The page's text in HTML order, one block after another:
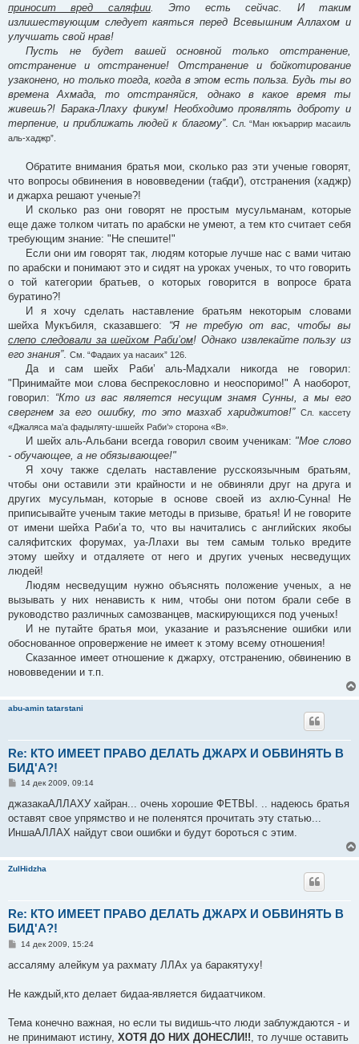
приносит вред саляфии. Это есть сейчас. И таким
излишествующим следует каяться перед Всевышним Аллахом и
улучшать свой нрав!
Пусть не будет вашей основной только отстранение,
отстранение и отстранение! Отстранение и бойкотирование
узаконено, но только тогда, когда в этом есть польза. Будь ты во
времена Ахмада, то отстраняйся, однако в какое время ты
живешь?! Барака-Ллаху фикум! Необходимо проявлять доброту и
терпение, и приближать людей к благому”.
Сл. “Ман юкъаррир масаиль
аль-хаджр”.
Обратите внимания братья мои, сколько раз эти ученые говорят,
что вопросы обвинения в нововведении (табди'), отстранения (хаджр)
и джарха решают ученые?!
И сколько раз они говорят не простым мусульманам, которые
еще даже толком читать по арабски не умеют, а тем кто считает себя
требующим знание: "Не спешите!"
Если они им говорят так, людям которые лучше нас с вами читаю
по арабски и понимают это и сидят на уроках ученых, то что говорить
о той категории братьев, о которых говорится в вопросе брата
буратино?!
И я хочу сделать наставление братьям некоторым словами
шейха Мукъбиля, сказавшего: “Я не требую от вас, чтобы вы
слепо следовали за шейхом Раби’ом! Однако извлекайте пользу из
его знания”. См. “Фадаих уа насаих” 126.
Да и сам шейх Раби’ аль-Мадхали никогда не говорил:
"Принимайте мои слова беспрекословно и неоспоримо!" А наоборот,
говорил: “Кто из вас является несущим знамя Сунны, а мы его
свергнем за его ошибку, то это мазхаб хариджитов!”
Сл. кассету
«Джаляса ма’а фадыляту-шшейх Раби’» сторона «В».
И шейх аль-Альбани всегда говорил своим ученикам: "Мое слово
- обучающее, а не обязывающее!"
Я хочу также сделать наставление русскоязычным братьям,
чтобы они оставили эти крайности и не обвиняли друг на друга и
других мусульман, которые в основе своей из ахлю-Сунна! Не
приписывайте ученым такие методы в призыве, братья! И не говорите
от имени шейха Раби’а то, что вы начитались с английских якобы
саляфитских форумах, уа-Ллахи вы тем самым только вредите
этому шейху и отдаляете от него и других ученых несведущих
людей!
Людям несведущим нужно объяснять положение ученых, а не
вызывать у них ненависть к ним, чтобы они потом брали себе в
руководство различных самозванцев, маскирующихся под ученых!
И не путайте братья мои, указание и разъяснение ошибки или
обоснованное опровержение не имеет к этому всему отношения!
Сказанное имеет отношение к джарху, отстранению, обвинению в
нововведении и т.п.
abu-amin tatarstani
Re: КТО ИМЕЕТ ПРАВО ДЕЛАТЬ ДЖАРХ И ОБВИНЯТЬ В
БИД'А?!
С
о
щ
е
е
14 дек 2009, 09:14
джазакаАЛЛАХУ хайран... очень хорошие ФЕТВЫ. .. надеюсь братья
оставят свое упрямство и не поленятся прочитать эту статью...
ИншаАЛЛАХ найдут свои ошибки и будут бороться с этим.
ZulHidzha
Re: КТО ИМЕЕТ ПРАВО ДЕЛАТЬ ДЖАРХ И ОБВИНЯТЬ В
БИД'А?!
С
о
е
е
14 дек 2009, 15:24
ассаляму алейкум уа рахмату ЛЛАх уа баракятуху!
Не каждый,кто делает бидаа-является бидаатчиком.
Тема конечно важная, но если ты видишь-что люди заблуждаются - и
не принимают истину, ХОТЯ ДО НИХ ДОНЕСЛИ!! , то лучше оставить